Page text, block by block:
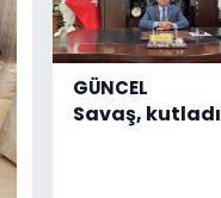
GÜNCEL
Savaş, kutladı